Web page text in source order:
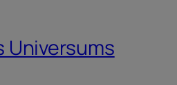
Universums